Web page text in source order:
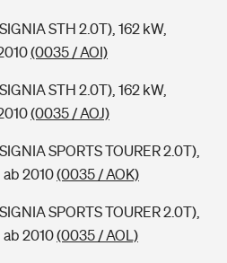
STH 2.0T), 162 kW,
(0035 / AOI)
STH 2.0T), 162 kW,
(0035 / AOJ)
SPORTS TOURER 2.0T),
ab 2010(0035 / AOK)
SPORTS TOURER 2.0T),
ab 2010(0035 / AOL)